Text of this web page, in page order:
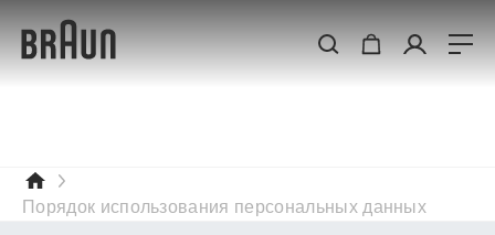
Порядок использования персональных данных